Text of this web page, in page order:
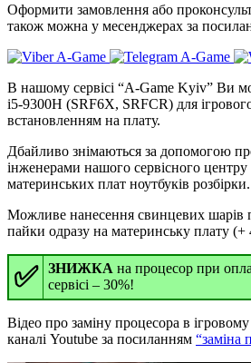
Оформити замовлення або
також можна у месенджерах за
В нашому сервісі “A-Game Kyiv” Ви
i5-9300H (SRF6X, SRFCR) для
встановленням на плату.
Дбайливо знімаються за допомогою
інженерами нашого сервісного
материнських плат ноутбуків розбірки.
Можливе нанесення свинцевих шарів
пайки одразу на материнську плату (+
✅ ЗНИЖКА на процесор при
сервісі – 30%!
Відео про заміну процесора в
каналі Youtube за посиланням “заміна